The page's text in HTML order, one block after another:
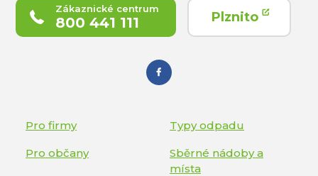
Zákaznické centrum
800 441 111 Plznito
Pro firmy
Pro občany
Typy odpadu
Sběrné nádoby a
místa